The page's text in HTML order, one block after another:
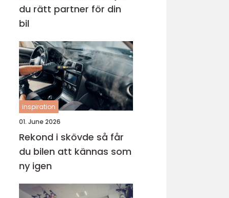
du rätt partner för din
bil
inspiration
01. June 2026
Rekond i skövde så får
du bilen att kännas som
ny igen